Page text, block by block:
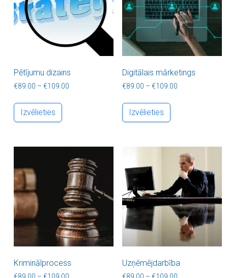
Pētījumu dizains
€89.00 – €109.00 Price range: €89.00 through €109.00
Izvēlieties
Digitālais mārketings
€89.00 – €109.00Price range:
Izvēlieties
Kriminālprocess
Price range: €89.00 through €109.00
Uzņēmējdarbība
Price range: